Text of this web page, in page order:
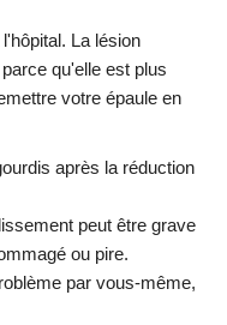
La lésion
qu'elle est plus
votre épaule en
après la réduction
peut être grave
ou pire.
par vous-même,